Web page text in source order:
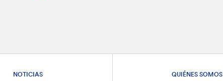
NOTICIAS QUIÉNES SOMOS